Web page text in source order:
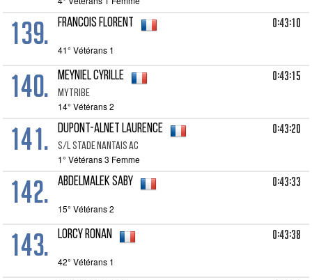
139. FRANCOIS Florent 0:43:10
41° Vétérans 1
140. MEYNIEL Cyrille
Mytribe
0:43:15
14° Vétérans 2
141. DUPONT-ALNET Laurence
S/l Stade Nantais Ac
0:43:20
1° Vétérans 3 Femme
142. ABDELMALEK Saby 0:43:33
15° Vétérans 2
143. LORCY Ronan 0:43:38
42° Vétérans 1